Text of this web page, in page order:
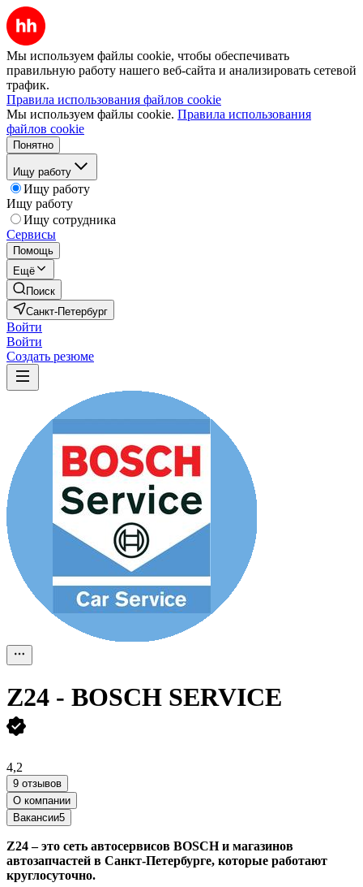
Мы используем файлы cookie, чтобы обеспечивать
правильную работу нашего веб-сайта и анализировать сетевой
трафик.
Правила использования файлов cookie
Мы используем файлы cookie. Правила использования
файлов cookie
Понятно
Ищу работу
Ищу работу
Ищу работу
Ищу сотрудника
Сервисы
Помощь
Ещё
Поиск
Санкт-Петербург
Войти
Войти
Создать резюме
Z24 - BOSCH SERVICE
4,2
9 отзывов
О компании
Вакансии5
Z24 – это сеть автосервисов BOSCH и магазинов
автозапчастей в Санкт-Петербурге, которые работают
круглосуточно.